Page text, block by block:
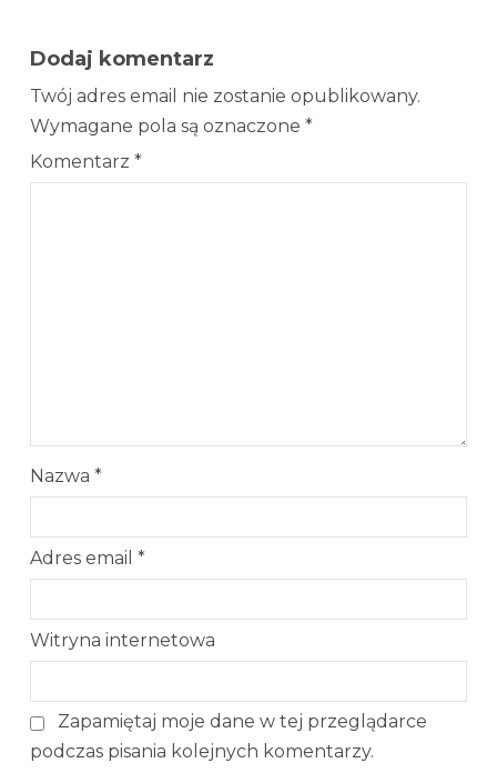
Dodaj komentarz
Twój adres email nie zostanie opublikowany.
Wymagane pola są oznaczone *
Komentarz *
Nazwa *
Adres email *
Witryna internetowa
Zapamiętaj moje dane w tej przeglądarce
podczas pisania kolejnych komentarzy.